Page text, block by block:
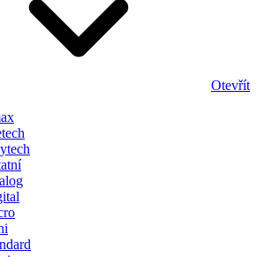
Otevřít